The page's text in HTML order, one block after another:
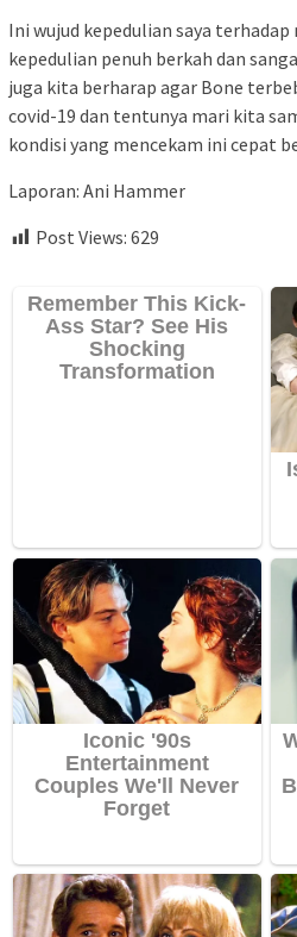
Ini wujud kepedulian saya terhadap
kepedulian penuh berkah dan
juga kita berharap agar Bone
covid-19 dan tentunya mari kita
kondisi yang mencekam ini cepat
Laporan: Ani Hammer
Post Views: 629